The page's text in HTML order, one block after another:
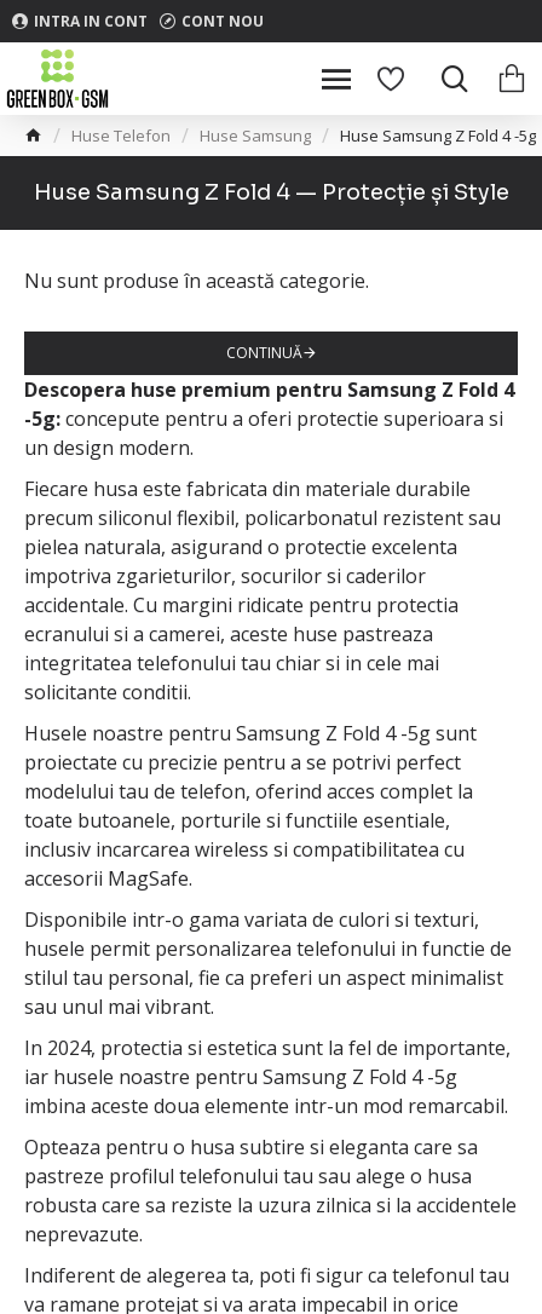
INTRA IN CONT CONT NOU
Huse Telefon Huse Samsung Huse Samsung Z Fold 4 -5g
Huse Samsung Z Fold 4 — Protecție și Style
Descopera huse premium pentru Samsung Z Fold 4
-5g:concepute pentru a oferi protectie superioara si
un design modern.
Fiecare husa este fabricata din materiale durabile
precum siliconul flexibil, policarbonatul rezistent sau
pielea naturala, asigurand o protectie excelenta
impotriva zgarieturilor, socurilor si caderilor
accidentale. Cu margini ridicate pentru protectia
ecranului si a camerei, aceste huse pastreaza
integritatea telefonului tau chiar si in cele mai
solicitante conditii.
Husele noastre pentru Samsung Z Fold 4 -5g sunt
proiectate cu precizie pentru a se potrivi perfect
modelului tau de telefon, oferind acces complet la
toate butoanele, porturile si functiile esentiale,
inclusiv incarcarea wireless si compatibilitatea cu
accesorii MagSafe.
Disponibile intr-o gama variata de culori si texturi,
husele permit personalizarea telefonului in functie de
stilul tau personal, fie ca preferi un aspect minimalist
sau unul mai vibrant.
In 2024, protectia si estetica sunt la fel de importante,
iar husele noastre pentru Samsung Z Fold 4 -5g
imbina aceste doua elemente intr-un mod remarcabil.
Opteaza pentru o husa subtire si eleganta care sa
pastreze profilul telefonului tau sau alege o husa
robusta care sa reziste la uzura zilnica si la accidentele
neprevazute.
Indiferent de alegerea ta, poti fi sigur ca telefonul tau
va ramane protejat si va arata impecabil in orice
Nu sunt produse în această categorie.
CONTINUĂ